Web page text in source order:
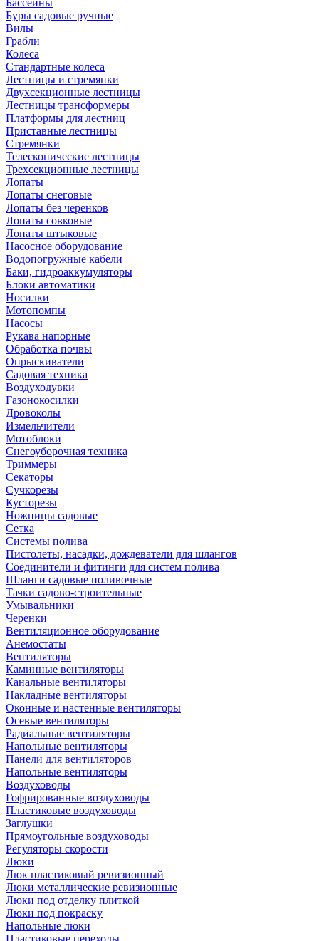
Бассейны
Буры садовые ручные
Вилы
Грабли
Колеса
Стандартные колеса
Лестницы и стремянки
Двухсекционные лестницы
Лестницы трансформеры
Платформы для лестниц
Приставные лестницы
Стремянки
Телескопические лестницы
Трехсекционные лестницы
Лопаты
Лопаты снеговые
Лопаты без черенков
Лопаты совковые
Лопаты штыковые
Насосное оборудование
Водопогружные кабели
Баки, гидроаккумуляторы
Блоки автоматики
Носилки
Мотопомпы
Насосы
Рукава напорные
Обработка почвы
Опрыскиватели
Садовая техника
Воздуходувки
Газонокосилки
Дровоколы
Измельчители
Мотоблоки
Снегоуборочная техника
Триммеры
Секаторы
Сучкорезы
Кусторезы
Ножницы садовые
Сетка
Системы полива
Пистолеты, насадки, дождеватели для шлангов
Соединители и фитинги для систем полива
Шланги садовые поливочные
Тачки садово-строительные
Умывальники
Черенки
Вентиляционное оборудование
Анемостаты
Вентиляторы
Каминные вентиляторы
Канальные вентиляторы
Накладные вентиляторы
Оконные и настенные вентиляторы
Осевые вентиляторы
Радиальные вентиляторы
Напольные вентиляторы
Панели для вентиляторов
Напольные вентиляторы
Воздуховоды
Гофрированные воздуховоды
Пластиковые воздуховоды
Заглушки
Прямоугольные воздуховоды
Регуляторы скорости
Люки
Люк пластиковый ревизионный
Люки металлические ревизионные
Люки под отделку плиткой
Люки под покраску
Напольные люки
Пластиковые переходы